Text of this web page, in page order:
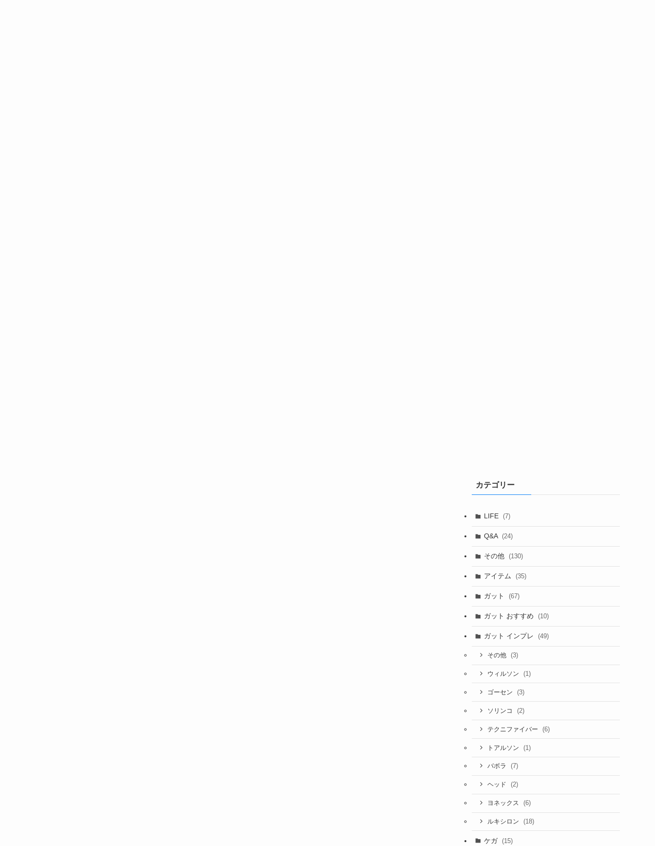
カテゴリー
LIFE (7)
Q&A (24)
その他 (130)
アイテム (35)
ガット (67)
ガット おすすめ (10)
ガット インプレ (49)
その他 (3)
ウィルソン (1)
ゴーセン (3)
ソリンコ (2)
テクニファイバー (6)
トアルソン (1)
バボラ (7)
ヘッド (2)
ヨネックス (6)
ルキシロン (18)
ケガ (15)